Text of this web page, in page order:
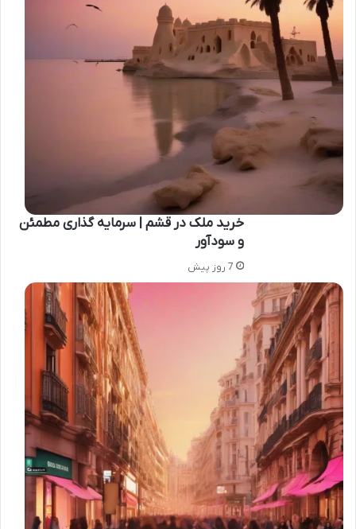
خرید ملک در قشم | سرمایه گذاری مطمئن
و سودآور
7 روز پیش